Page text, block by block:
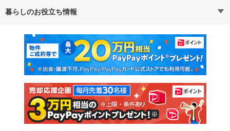
通勤・通学時間から探す
不動産・住宅
新築マンション 中古マンション
新築一戸建て 中古一戸建て
注文住宅 土地
売却査定
暮らしのお役立ち情報
マンションカタログ 教えて！住まいの先生